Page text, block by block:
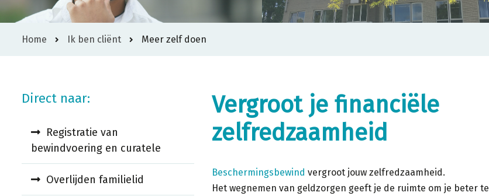
Home Ik ben cliënt Meer zelf doen
Direct naar:
Registratie van
bewindvoering en curatele
Overlijden familielid
Vergroot je financiële
zelfredzaamheid
Beschermingsbewind vergroot jouw zelfredzaamheid.
Het wegnemen van geldzorgen geeft je de ruimte om je beter te